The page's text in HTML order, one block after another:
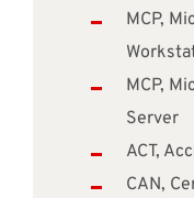
MCP,
MCP,
Server
ACT,
CAN,